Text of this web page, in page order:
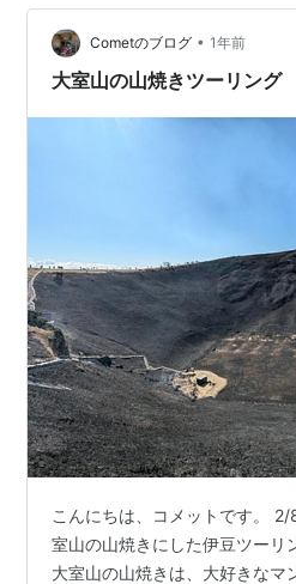
ほんとあかさんとの関係性は素
Cometのブログ • 1年前
大室山の山焼きツーリング
こんにちは、コメットです。
室山の山焼きにした伊豆ツーリ
大室山の山焼きは、大好きなマ